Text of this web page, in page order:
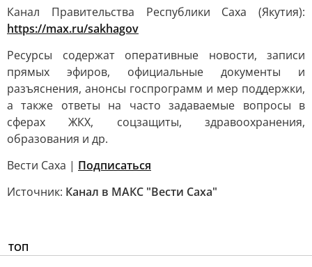
Канал Правительства Республики Саха (Якутия):
https://max.ru/sakhagov
Ресурсы содержат оперативные новости, записи
прямых эфиров, официальные документы и
разъяснения, анонсы госпрограмм и мер поддержки,
а также ответы на часто задаваемые вопросы в
сферах ЖКХ, соцзащиты, здравоохранения,
образования и др.
Вести Саха | Подписаться
Источник: Канал в МАКС "Вести Саха"
ТОП